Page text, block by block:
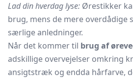
Lad din hverdag lyse: Ørestikker
brug, mens de mere overdådige
særlige anledninger.
Når det kommer til brug af
adskillige overvejelser omkring
ansigtstræk og endda hårfarve,